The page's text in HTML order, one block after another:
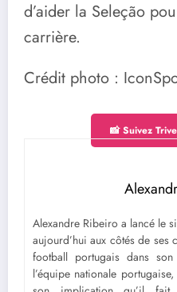
d’aider la Seleção
carrière.
Crédit photo :
📸 Suivez
Alexandre Ribeiro a lancé le
aujourd’hui aux côtés de ses
football portugais dans
l’équipe nationale